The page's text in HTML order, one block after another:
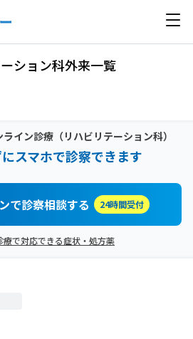
ション科外来一覧
ライン診療（リハビリテーション科）
スマホで診察できます
で診察相談する 24時間受付
療で対応できる症状・処方薬